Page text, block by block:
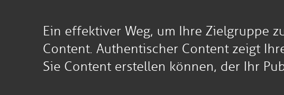
Ein effektiver Weg, um Ihre Zielgruppe
Content. Authentischer Content zeigt
Sie Content erstellen können, der Ihr